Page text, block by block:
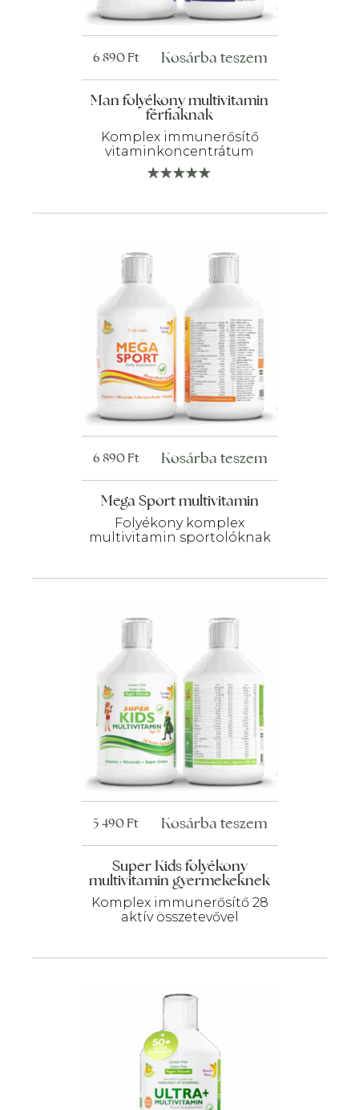
Man folyékony multivitamin
férfiaknak
Komplex immunerősítő
vitaminkoncentrátum
6 890Ft Kosárba teszem
Mega Sport multivitamin
Folyékony komplex
multivitamin sportolóknak
6 890Ft Kosárba teszem
Super Kids folyékony
multivitamin gyermekeknek
Komplex immunerősítő 28
aktív összetevővel
5 490Ft Kosárba teszem